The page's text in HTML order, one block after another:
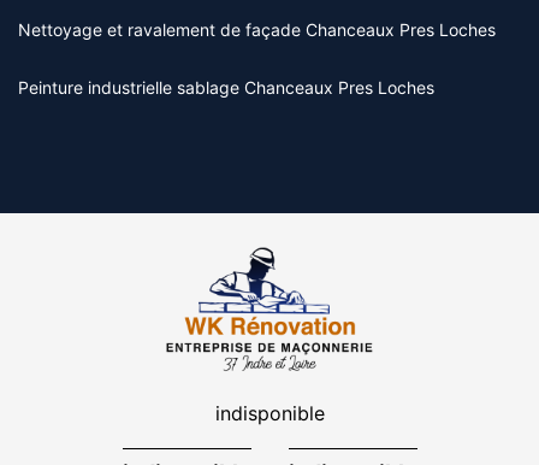
Nettoyage et ravalement de façade Chanceaux Pres Loches
Peinture industrielle sablage Chanceaux Pres Loches
indisponible